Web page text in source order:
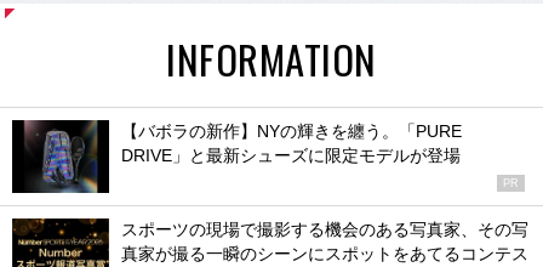
INFORMATION
【バボラの新作】NYの輝きを纏う。「PURE
DRIVE」と最新シューズに限定モデルが登場
PR
スポーツの現場で撮影する機会のある写真家、その写
真家が撮る一瞬のシーンにスポットをあてるコンテス